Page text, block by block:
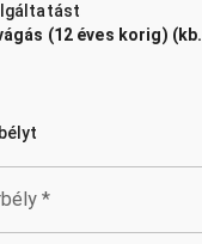
(12 éves korig)
*